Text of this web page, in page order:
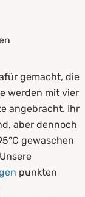
gemacht, die
werden mit vier
angebracht. Ihr
aber dennoch
gewaschen
punkten